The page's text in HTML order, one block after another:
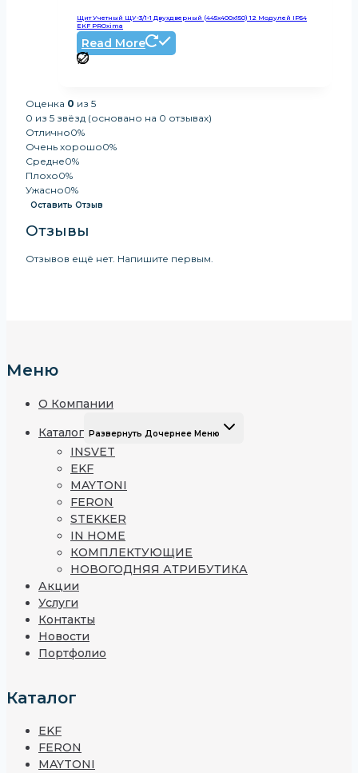
Щит Учетный ЩУ-3/1-1 Двухдверный (445x400x150) 12 Модулей IP54
EKF PROxima
Read More
Оценка 0 из 5
0 из 5 звёзд (основано на 0 отзывах)
Отлично0%
Очень хорошо0%
Средне0%
Плохо0%
Ужасно0%
Оставить Отзыв
Отзывы
Отзывов ещё нет. Напишите первым.
Меню
О Компании
Каталог Развернуть Дочернее Меню
INSVET
EKF
MAYTONI
FERON
STEKKER
IN HOME
КОМПЛЕКТУЮЩИЕ
НОВОГОДНЯЯ АТРИБУТИКА
Акции
Услуги
Контакты
Новости
Портфолио
Каталог
EKF
FERON
MAYTONI